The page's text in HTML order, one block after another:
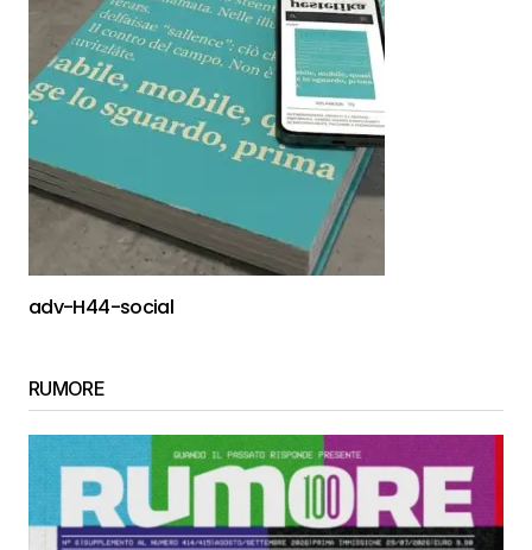
adv-H44-social
RUMORE